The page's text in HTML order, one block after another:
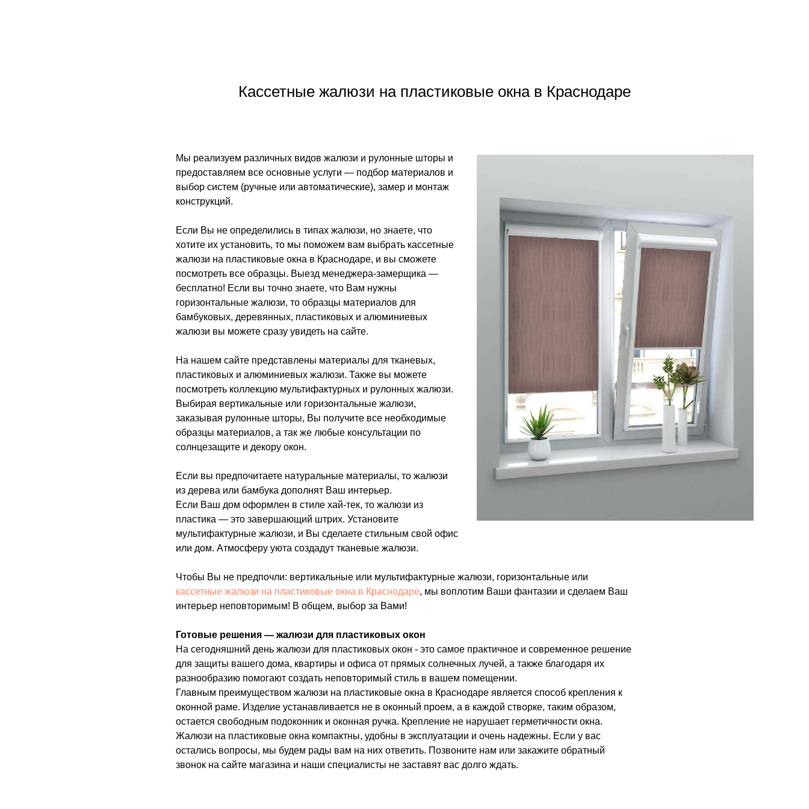
Кассетные жалюзи на пластиковые окна в Краснодаре
Мы реализуем различных видов жалюзи и рулонные шторы и
предоставляем все основные услуги — подбор материалов и
выбор систем (ручные или автоматические), замер и монтаж
конструкций.
Если Вы не определились в типах жалюзи, но знаете, что
хотите их установить, то мы поможем вам выбрать кассетные
жалюзи на пластиковые окна в Краснодаре, и вы сможете
посмотреть все образцы. Выезд менеджера-замерщика —
бесплатно! Если вы точно знаете, что Вам нужны
горизонтальные жалюзи, то образцы материалов для
бамбуковых, деревянных, пластиковых и алюминиевых
жалюзи вы можете сразу увидеть на сайте.
На нашем сайте представлены материалы для тканевых,
пластиковых и алюминиевых жалюзи. Также вы можете
посмотреть коллекцию мультифактурных и рулонных жалюзи.
Выбирая вертикальные или горизонтальные жалюзи,
заказывая рулонные шторы, Вы получите все необходимые
образцы материалов, а так же любые консультации по
солнцезащите и декору окон.
Если вы предпочитаете натуральные материалы, то жалюзи
из дерева или бамбука дополнят Ваш интерьер.
Если Ваш дом оформлен в стиле хай-тек, то жалюзи из
пластика — это завершающий штрих. Установите
мультифактурные жалюзи, и Вы сделаете стильным свой офис
или дом. Атмосферу уюта создадут тканевые жалюзи.
Чтобы Вы не предпочли: вертикальные или мультифактурные жалюзи, горизонтальные или
кассетные жалюзи на пластиковые окна в Краснодаре, мы воплотим Ваши фантазии и сделаем Ваш
интерьер неповторимым! В общем, выбор за Вами!
Готовые решения — жалюзи для пластиковых окон
На сегодняшний день жалюзи для пластиковых окон - это самое практичное и современное решение
для защиты вашего дома, квартиры и офиса от прямых солнечных лучей, а также благодаря их
разнообразию помогают создать неповторимый стиль в вашем помещении.
Главным преимуществом жалюзи на пластиковые окна в Краснодаре является способ крепления к
оконной раме. Изделие устанавливается не в оконный проем, а в каждой створке, таким образом,
остается свободным подоконник и оконная ручка. Крепление не нарушает герметичности окна.
Жалюзи на пластиковые окна компактны, удобны в эксплуатации и очень надежны. Если у вас
остались вопросы, мы будем рады вам на них ответить. Позвоните нам или закажите обратный
звонок на сайте магазина и наши специалисты не заставят вас долго ждать.